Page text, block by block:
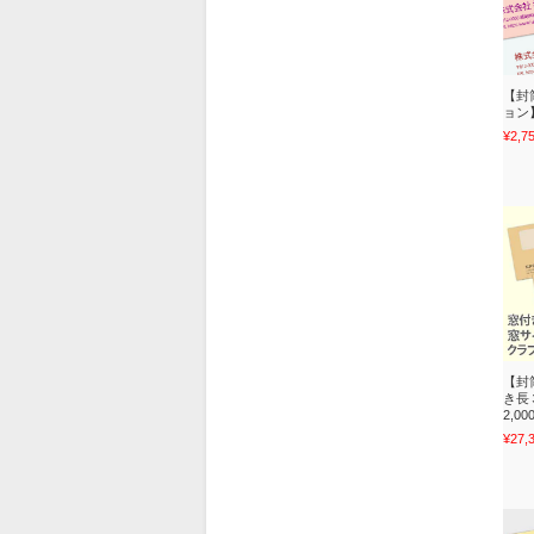
【
ョン
【
き長